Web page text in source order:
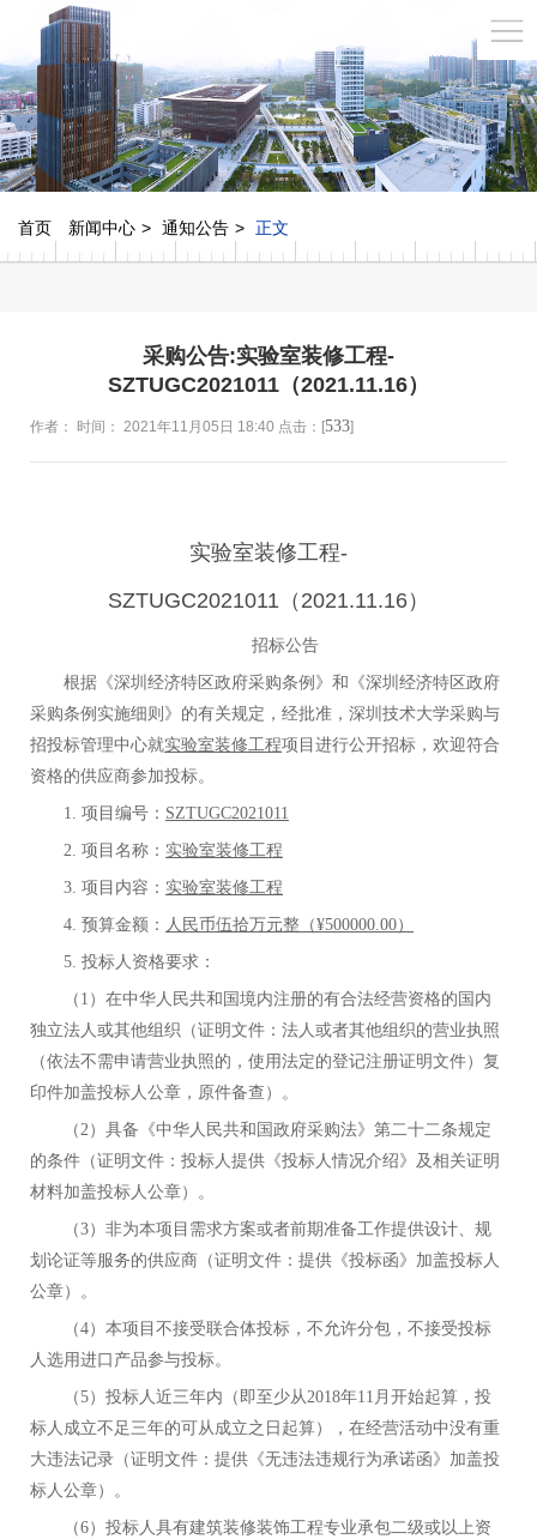
首页 新闻中心 通知公告 正文
采购公告:实验室装修工程-
SZTUGC2021011（2021.11.16）
作者： 时间： 2021年11月05日 18:40 点击：[533]
实验室装修工程-
SZTUGC2021011（2021.11.16）
招标公告
根据《深圳经济特区政府采购条例》和《深圳经济特区政府
采购条例实施细则》的有关规定，经批准，深圳技术大学采购与
招投标管理中心就实验室装修工程项目进行公开招标，欢迎符合
资格的供应商参加投标。
1. 项目编号： SZTUGC2021011
2. 项目名称： 实验室装修工程
3. 项目内容： 实验室装修工程
4. 预算金额： 人民币伍拾万元整（¥500000.00）
5. 投标人资格要求：
（1）在中华人民共和国境内注册的有合法经营资格的国内
独立法人或其他组织（证明文件：法人或者其他组织的营业执照
（依法不需申请营业执照的，使用法定的登记注册证明文件）复
印件加盖投标人公章，原件备查）。
（2）具备《中华人民共和国政府采购法》第二十二条规定
的条件（证明文件：投标人提供《投标人情况介绍》及相关证明
材料加盖投标人公章）。
（3） 非为本项目需求方案或者前期准备工作提供设计、规
划论证等服务的供应商（证明文件：提供《投标函》加盖投标人
公章）。
（4）本项目不接受联合体投标，不允许分包， 不接受投标
人选用进口产品参与投标。
（5）投标人近三年内（即至少从2018年11月开始起算，投
标人成立不足三年的可从成立之日起算），在经营活动中没有重
大违法记录（证明文件：提供《无违法违规行为承诺函》加盖投
标人公章）。
（6）投标人具有建筑装修装饰工程专业承包二级或以上资